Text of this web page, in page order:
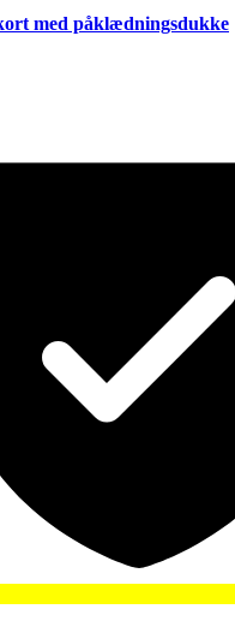
med påklædningsdukke